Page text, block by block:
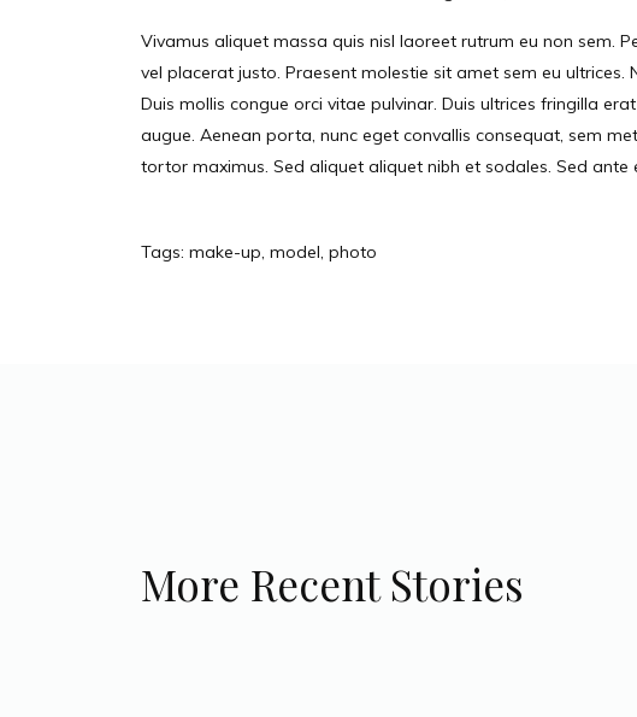
Vivamus aliquet massa quis nisl laoreet rutrum eu non sem.
vel placerat justo. Praesent molestie sit amet sem eu
Duis mollis congue orci vitae pulvinar. Duis ultrices fringilla
augue. Aenean porta, nunc eget convallis consequat, sem
tortor maximus. Sed aliquet aliquet nibh et sodales. Sed ante
Tags: make-up, model, photo
More Recent Stories